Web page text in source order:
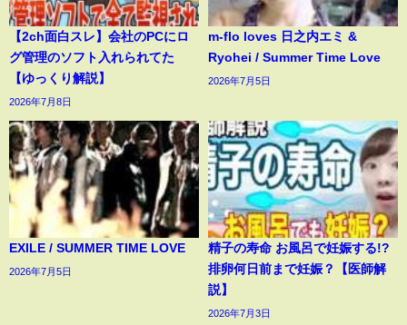
【2ch面白スレ】会社のPCにロ
グ管理のソフト入れられてた
【ゆっくり解説】
2026年7月8日
m-flo loves 日之内エミ &
Ryohei / Summer Time Love
2026年7月5日
EXILE / SUMMER TIME LOVE
2026年7月5日
精子の寿命 お風呂で妊娠する!?
排卵何日前まで妊娠？【医師解
説】
2026年7月3日